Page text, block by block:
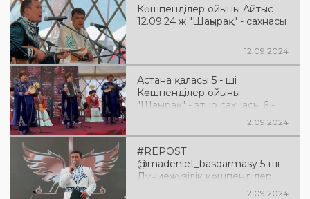
Көшпенділер ойыны Айтыс
12.09.24 ж "Шаңырақ" - сахнасы
12.09.2024
Астана қаласы 5 - ші
Көшпенділер ойыны
"Шаңырақ" - этно сахнасы 6 -
12.09.2024
#REPOST
@madeniet_basqarmasy 5-ші
Дүниежүзілік көшпенділер
ойындарында айтыс өтті12.09.2024